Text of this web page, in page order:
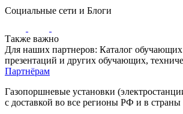
Социальные сети и Блоги
Также важно
Для наших партнеров: Каталог
презентаций и других обучающих,
Партнёрам
Газопоршневые установки
с доставкой во все регионы РФ и в